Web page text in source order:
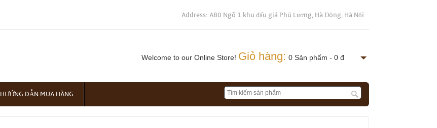
Address: A80 Ngõ 1 khu đấu giá Phú Lương, Hà Đông, Hà Nội
Welcome to our Online Store! Giỏ hàng: 0 Sản phẩm - 0 đ
HƯỚNG DẪN MUA HÀNG